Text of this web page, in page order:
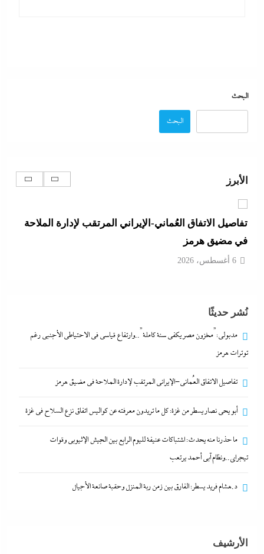
البحث
البحث
الأبرز
في الاحتياطي الأجنبي رغم توترات هرمز
6 أغسطس، 2026
أبو يحى نصار يسطر من غزة: كل ما تريدون معرفته عن
كواليس اتفاق نزع السلاح في غزة
6 أغسطس، 2026
الجيش الإثيوبي وقوات تيجراي..ونظام آبي أحمد يرتعب
6 أغسطس، 2026
في الاحتياطي الأجنبي رغم توترات هرمز
تفاصيل الاتفاق العُماني-الإيراني المرتقب لإدارة الملاحة
في مضيق هرمز
6 أغسطس، 2026
نُشر حديثًا
مدبولي:”مخزون مصر يكفي سنة كاملة”..وارتفاع قياسي في الاحتياطي الأجنبي رغم
توترات هرمز
تفاصيل الاتفاق العُماني-الإيراني المرتقب لإدارة الملاحة في مضيق هرمز
أبو يحى نصار يسطر من غزة: كل ما تريدون معرفته عن كواليس اتفاق نزع السلاح في غزة
ما حذرنا منه يحدث: اشتباكات عنيفة لليوم الرابع بين الجيش الإثيوبي وقوات
تيجراي..ونظام آبي أحمد يرتعب
د.هشام فريد يسطر: الفارق بين زمن ربة المنزل وحقبة صانعة الأجيال
الأرشيف